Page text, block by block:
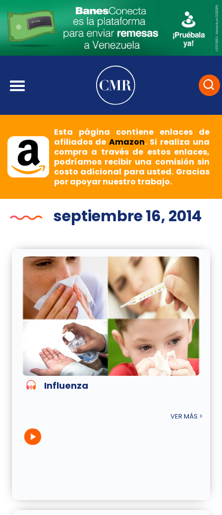
Esta página contiene enlaces de
afiliados deAmazon. Si realiza una
compra a través de estos enlaces,
podríamos recibir una comisión sin
costo adicional para usted. Gracias
por apoyar nuestro trabajo.
septiembre 16, 2014
Influenza
VER MÁS >